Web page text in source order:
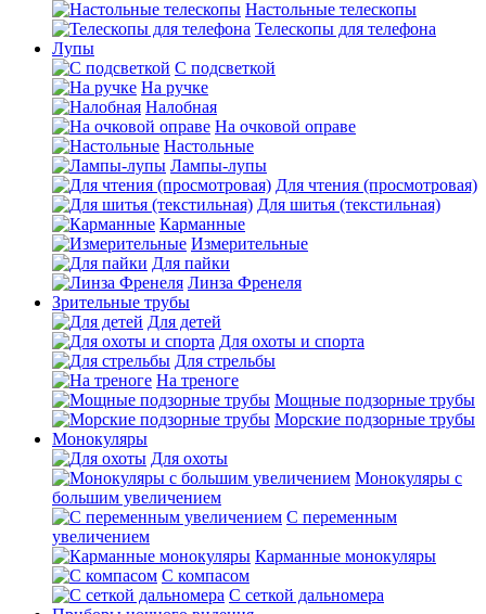
Настольные телескопы
Телескопы для телефона
Лупы
С подсветкой
На ручке
Налобная
На очковой оправе
Настольные
Лампы-лупы
Для чтения (просмотровая)
Для шитья (текстильная)
Карманные
Измерительные
Для пайки
Линза Френеля
Зрительные трубы
Для детей
Для охоты и спорта
Для стрельбы
На треноге
Мощные подзорные трубы
Морские подзорные трубы
Монокуляры
Для охоты
Монокуляры с
большим увеличением
С переменным
увеличением
Карманные монокуляры
С компасом
С сеткой дальномера